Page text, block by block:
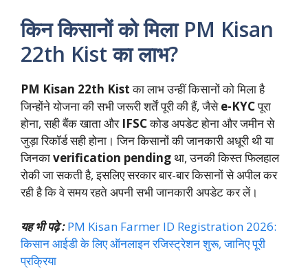
किन किसानों को मिला PM Kisan
22th Kist का लाभ?
PM Kisan 22th Kistका लाभ उन्हीं किसानों को मिला है
जिन्होंने योजना की सभी जरूरी शर्तें पूरी की हैं, जैसेe-KYCपूरा
होना, सही बैंक खाता औरIFSCकोड अपडेट होना और जमीन से
जुड़ा रिकॉर्ड सही होना। जिन किसानों की जानकारी अधूरी थी या
जिनकाverification pendingथा, उनकी किस्त फिलहाल
रोकी जा सकती है, इसलिए सरकार बार-बार किसानों से अपील कर
रही है कि वे समय रहते अपनी सभी जानकारी अपडेट कर लें।
यह भी पढ़े :PM Kisan Farmer ID Registration 2026:
किसान आईडी के लिए ऑनलाइन रजिस्ट्रेशन शुरू, जानिए पूरी
प्रक्रिया